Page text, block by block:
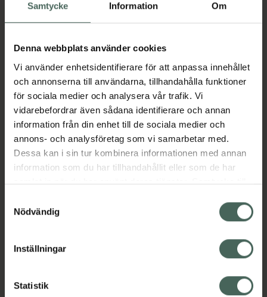
Samtycke Information Om
Denna webbplats använder cookies
Vi använder enhetsidentifierare för att anpassa innehållet
och annonserna till användarna, tillhandahålla funktioner
för sociala medier och analysera vår trafik. Vi
vidarebefordrar även sådana identifierare och annan
information från din enhet till de sociala medier och
annons- och analysföretag som vi samarbetar med.
Dessa kan i sin tur kombinera informationen med annan
information som du har tillhandahållit eller som de har
samlat in när du har använt deras tjänster. Samtycke till
återkalla ditt samtycke via webbplatsens
cookieinställningar. Ett återkallat samtycke påverkar inte
lagligheten av behandling som skett innan återkallelsen.
Nödvändig
Inställningar
Statistik
Köp via ditt recept
Aktuella erbjudanden
Beskrivning
EAN:08594739270169
Bipacksedel från FASS Visa
syd till Lappland i norr, och online i mobilen och på
datorn. Oavsett vem du är så är det vårt uppdrag att